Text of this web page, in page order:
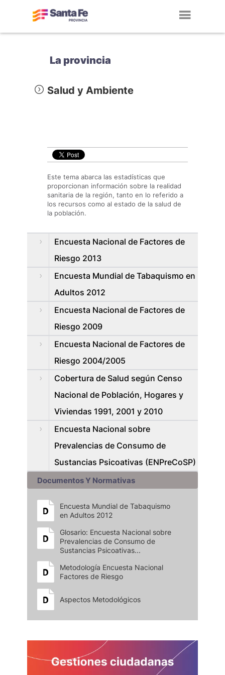
La provincia
Salud y Ambiente
Este tema abarca las estadísticas que
proporcionan información sobre la realidad
sanitaria de la región, tanto en lo referido a
los recursos como al estado de la salud de
la población.
Encuesta Nacional de Factores de
Riesgo 2013
Encuesta Mundial de Tabaquismo en
Adultos 2012
Encuesta Nacional de Factores de
Riesgo 2009
Encuesta Nacional de Factores de
Riesgo 2004/2005
Cobertura de Salud según Censo
Nacional de Población, Hogares y
Viviendas 1991, 2001 y 2010
Encuesta Nacional sobre
Prevalencias de Consumo de
Sustancias Psicoativas (ENPreCoSP)
Documentos Y Normativas
Encuesta Mundial de Tabaquismo
en Adultos 2012
Glosario: Encuesta Nacional sobre
Prevalencias de Consumo de
Sustancias Psicoativas...
Metodología Encuesta Nacional
Factores de Riesgo
Aspectos Metodológicos